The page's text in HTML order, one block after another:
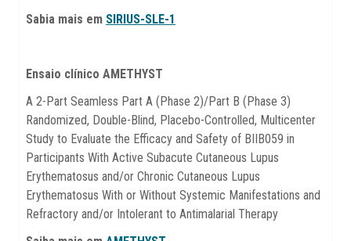
Sabia mais em SIRIUS-SLE-1
Ensaio clínico AMETHYST
A 2-Part Seamless Part A (Phase 2)/Part B (Phase 3)
Randomized, Double-Blind, Placebo-Controlled, Multicenter
Study to Evaluate the Efficacy and Safety of BIIB059 in
Participants With Active Subacute Cutaneous Lupus
Erythematosus and/or Chronic Cutaneous Lupus
Erythematosus With or Without Systemic Manifestations and
Refractory and/or Intolerant to Antimalarial Therapy